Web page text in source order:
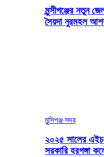
মুন্সীগঞ্জের নতুন
সৈয়দা নুরমহল
মুন্সিগঞ্জ সদর
২০২৫ সালের
সরকারি হরগঙ্গা